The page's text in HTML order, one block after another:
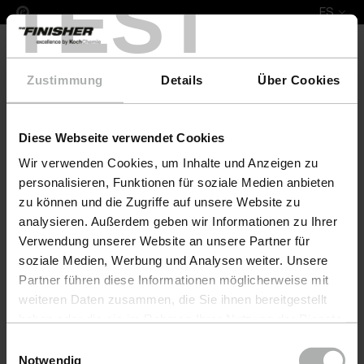
TEST
Zustimmung Details Über Cookies
Diese Webseite verwendet Cookies
Wir verwenden Cookies, um Inhalte und Anzeigen zu
personalisieren, Funktionen für soziale Medien anbieten
zu können und die Zugriffe auf unsere Website zu
analysieren. Außerdem geben wir Informationen zu Ihrer
Verwendung unserer Website an unsere Partner für
soziale Medien, Werbung und Analysen weiter. Unsere
Partner führen diese Informationen möglicherweise mit
weiteren Daten zusammen, die Sie ihnen bereitgestellt
Einstellungen zu den Cookies finden Sie unter
Notwendig
ES
Leather Fresh Set XL Mazda